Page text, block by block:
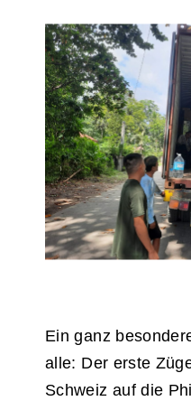
Ein ganz
alle: Der erste
Schweiz auf die